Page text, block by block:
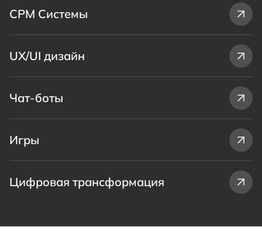
СРМ Системы
UX/UI дизайн
Чат-боты
Игры
Цифровая трансформация